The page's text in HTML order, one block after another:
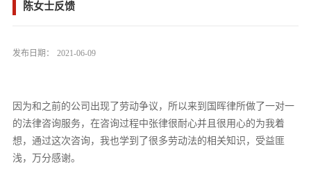
陈女士反馈
发布日期： 2021-06-09
因为和之前的公司出现了劳动争议，所以来到国晖律所做了一对一
的法律咨询服务，在咨询过程中张律很耐心并且很用心的为我着
想，通过这次咨询，我也学到了很多劳动法的相关知识，受益匪
浅，万分感谢。